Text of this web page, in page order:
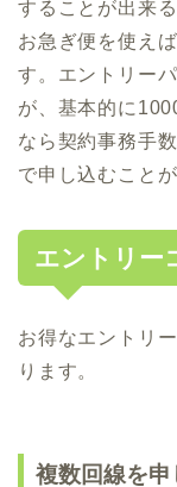
することが出来
お急ぎ便を使え
す。エントリー
が、基本的に
なら契約事務手
で申し込むことが
エントリー
お得なエントリ
ります。
複数回線を